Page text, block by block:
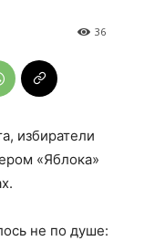
36
избиратели
«Яблока»
не по душе: